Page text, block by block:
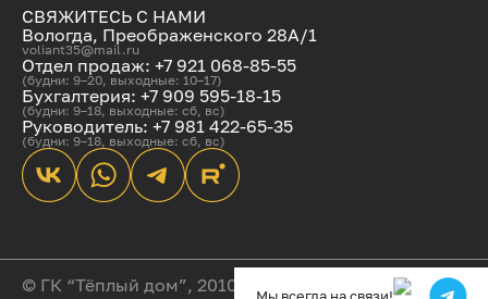
СВЯЖИТЕСЬ С НАМИ
Вологда, Преображенского 28А/1
voliant35@mail.ru
Отдел продаж: +7 921 068-85-55
(будни: 9–20, выходные: 10–17)
Бухгалтерия: +7 909 595-18-15
(будни: 9–18, выходные: сб, вс)
Руководитель: +7 981 422-65-35
(будни: 9–18, выходные: сб, вс)
© ГК “Тёплый дом”, 2010-2025Мы всегда на связи!